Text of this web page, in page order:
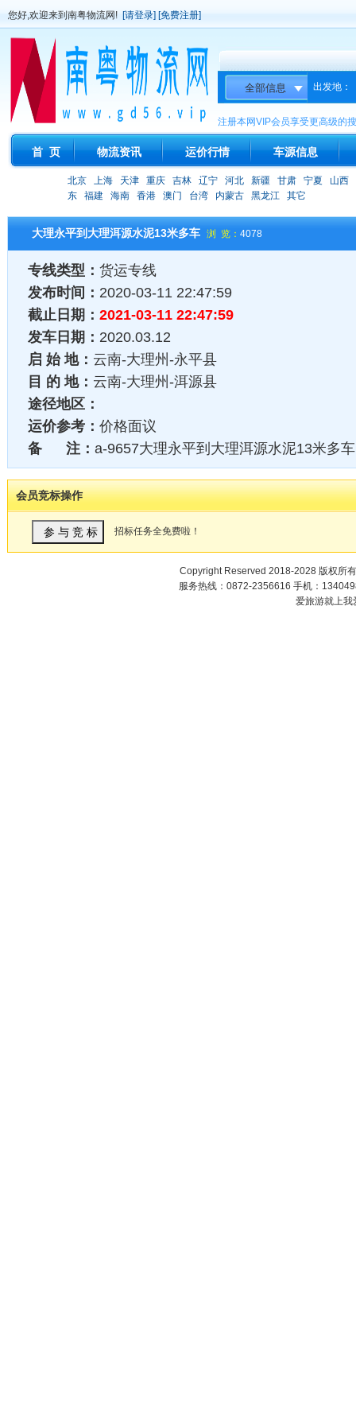
您好,欢迎来到南粤物流网! [请登录] [免费注册]
出发地：
注册本网VIP会员享受更高级的
首 页 物流资讯 运价行情 车源信息
北京 上海 天津 重庆 吉林 辽宁 河北 新疆 甘肃 宁夏
山西
东
福建 海南 香港 澳门 台湾 内蒙古 黑龙江 其它
大理永平到大理洱源水泥13米多车 浏 览： 4078
专线类型： 货运专线
发布时间： 2020-03-11 22:47:59
截止日期： 2021-03-11 22:47:59
发车日期： 2020.03.12
启 始 地： 云南-大理州-永平县
目 的 地： 云南-大理州-洱源县
途径地区：
运价参考： 价格面议
备 注： a-9657大理永平到大理洱源水泥13米多车
会员竞标操作
招标任务全免费啦！
Copyright Reserved 2018-2028 版权所
服务热线：0872-2356616 手机：
爱旅游就上我